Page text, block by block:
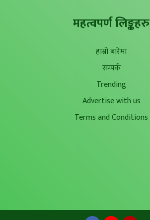
महत्वपर्ण लिङ्कहरु
हाम्रो बारेमा
सम्पर्क
Trending
Advertise with us
Terms and Conditions